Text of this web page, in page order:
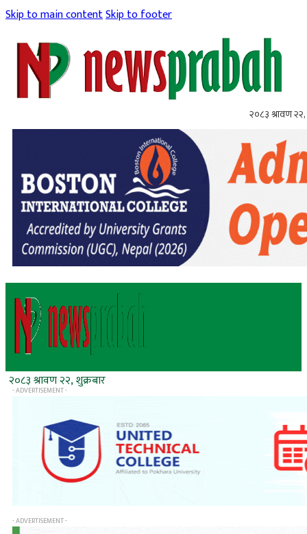
Skip to main contentSkip to footer
२०८३ श्रावण २२,
२०८३ श्रावण २२, शुक्रबार
- ADVERTISEMENT -
- ADVERTISEMENT -